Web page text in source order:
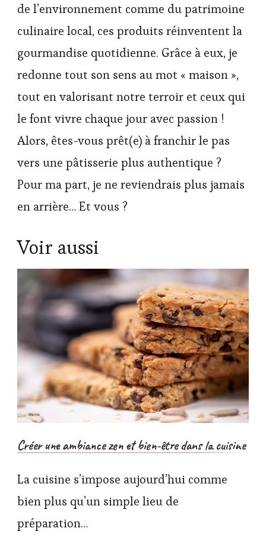
de l’environnement comme du patrimoine
culinaire local, ces produits réinventent la
gourmandise quotidienne. Grâce à eux, je
redonne tout son sens au mot « maison »,
tout en valorisant notre terroir et ceux qui
le font vivre chaque jour avec passion !
Alors, êtes-vous prêt(e) à franchir le pas
vers une pâtisserie plus authentique ?
Pour ma part, je ne reviendrais plus jamais
en arrière… Et vous ?
Voir aussi
Créer une ambiance zen et bien-être dans la cuisine
La cuisine s’impose aujourd’hui comme
bien plus qu’un simple lieu de
préparation…